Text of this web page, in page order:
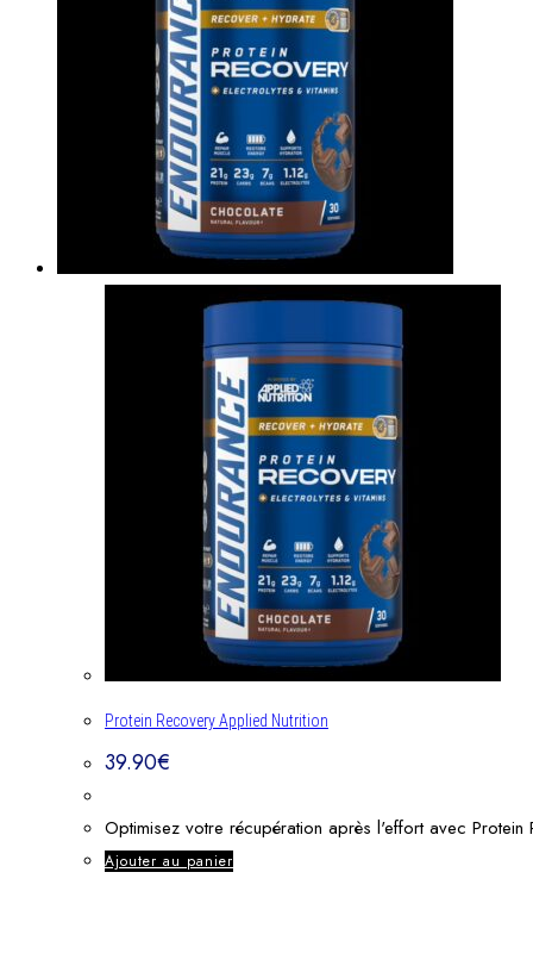
Protein Recovery Applied Nutrition
39.90€
Optimisez votre récupération après l'effort avec
Ajouter au panier